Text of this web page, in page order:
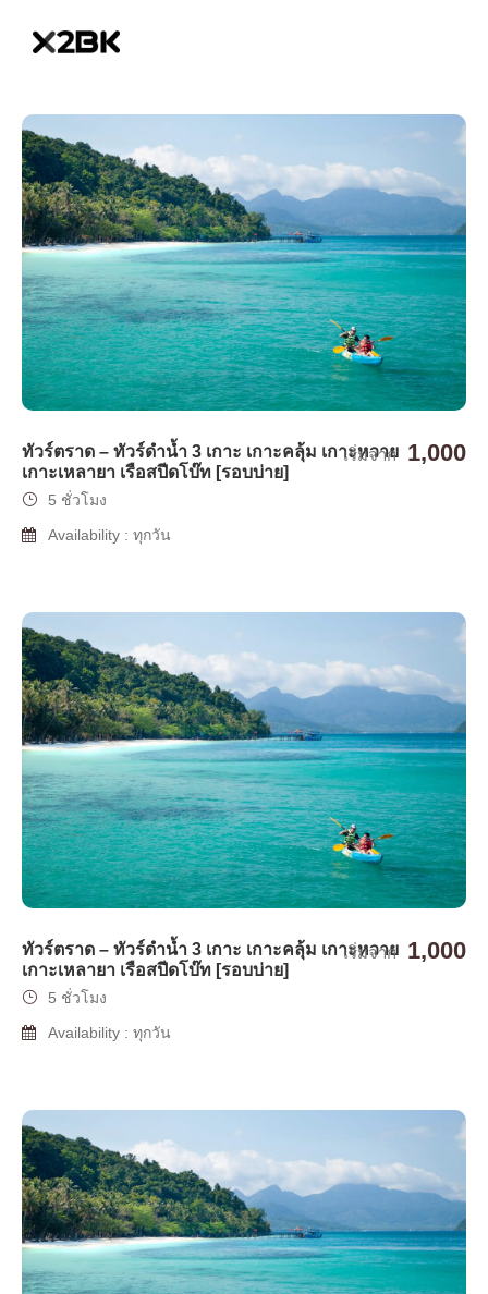
ทัวร์ตราด – ทัวร์ดำน้ำ 3 เกาะ เกาะคลุ้ม เกาะหวาย
เกาะเหลายา เรือสปีดโบ๊ท [รอบบ่าย]
เริ่มจาก 1,000
5 ชั่วโมง
Availability : ทุกวัน
ทัวร์ตราด – ทัวร์ดำน้ำ 3 เกาะ เกาะคลุ้ม เกาะหวาย
เกาะเหลายา เรือสปีดโบ๊ท [รอบบ่าย]
เริ่มจาก 1,000
5 ชั่วโมง
Availability : ทุกวัน